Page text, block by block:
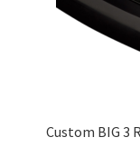
Custom BIG 3